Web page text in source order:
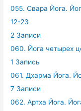
055. Свара Йога.
12-23
2 Записи
060. Йога четырех
1 Запись
061. Дхарма Йога.
7 Записи
062. Артха Йога.